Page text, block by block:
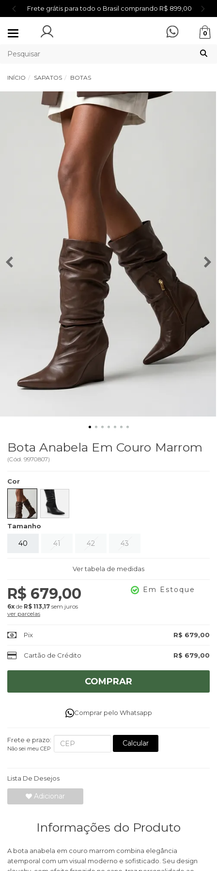
Frete grátis para todo o Brasil comprando R$ 899,00
Mudar
0
INÍCIO SAPATOS BOTAS
Bota Anabela Em Couro Marrom
(Cód. 9970807)
Cor
Tamanho
40 41 42 43
Ver tabela de medidas
R$ 679,00
6x de R$ 113,17 sem juros
ver parcelas
Em Estoque
Pix R$ 679,00
Cartão de Crédito R$ 679,00
COMPRAR
Comprar pelo Whatsapp
Frete e prazo:
Não sei meu CEP
Calcular
Lista De Desejos
Adicionar
Informações do Produto
A bota anabela em couro marrom combina elegância
atemporal com um visual moderno e sofisticado. Seu design